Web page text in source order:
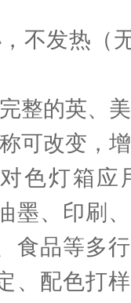
发热（无
的英、美
改变，增
灯箱应
墨、印刷
食品等多
、配色打